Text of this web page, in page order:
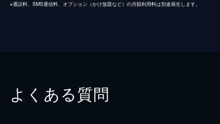
※通話料、SMS通信料、オプション（かけ放題など）の月額利用料は別途発生します。
よくある質問